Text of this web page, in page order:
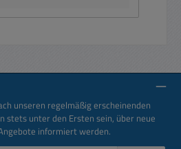
unseren regelmäßig erscheinenden
stets unter den Ersten sein, über neue
informiert werden.